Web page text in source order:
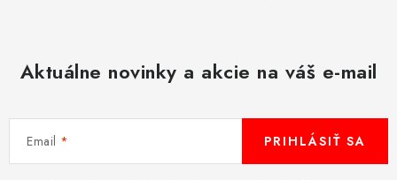
KAMERY
OSTATNÉ PRÍSLUŠENSTVO
VÝPREDAJ
Aktuálne novinky a akcie na váš e-mail
Email PRIHLÁSIŤ SA